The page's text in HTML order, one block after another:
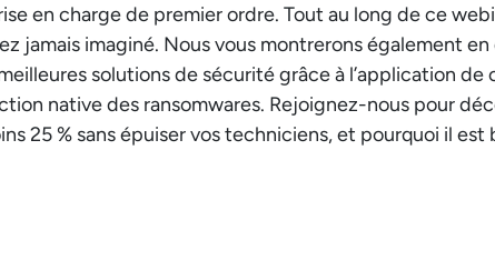
en charge de premier ordre. Tout au long de ce
jamais imaginé. Nous vous montrerons également
solutions de sécurité grâce à l’application
native des ransomwares. Rejoignez-nous pour
25 % sans épuiser vos techniciens, et pourquoi il